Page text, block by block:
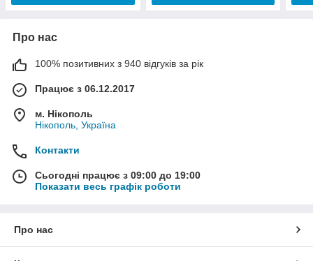
Про нас
100% позитивних з 940 відгуків за рік
Працює з 06.12.2017
м. Нікополь
Нікополь, Україна
Контакти
Сьогодні працює з 09:00 до 19:00
Показати весь графік роботи
Про нас